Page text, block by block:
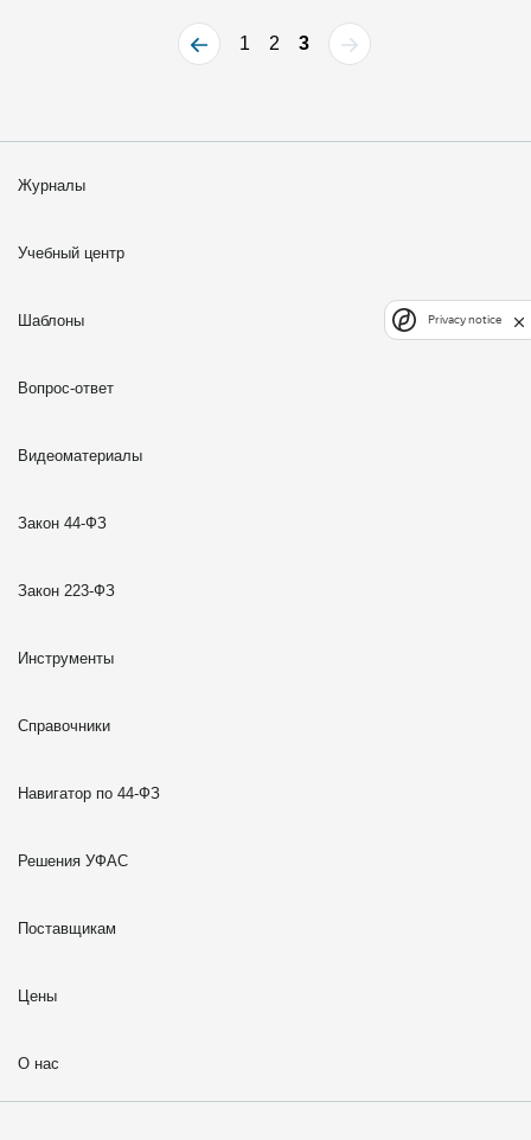
1 2 3
Журналы
Учебный центр
Шаблоны
Вопрос-ответ
Видеоматериалы
Закон 44-ФЗ
Закон 223-ФЗ
Инструменты
Справочники
Навигатор по 44-ФЗ
Решения УФАС
Поставщикам
Цены
О нас
Privacy notice